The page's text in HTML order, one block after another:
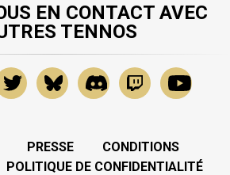
EN CONTACT AVEC
TENNOS
PRESSE
CONDITIONS
POLITIQUE DE CONFIDENTIALITÉ